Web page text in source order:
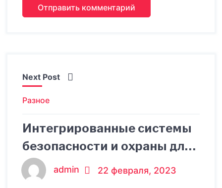
Next Post
Разное
Интегрированные системы
безопасности и охраны для
бизнеса
admin 22 февраля, 2023